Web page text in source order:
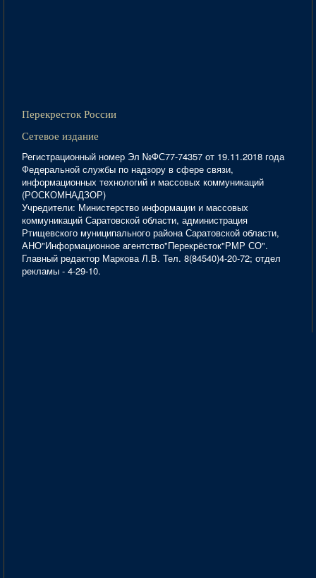
Перекресток России
Сетевое издание
Регистрационный номер Эл №ФС77-74357 от 19.11.2018 года
Федеральной службы по надзору в сфере связи,
информационных технологий и массовых коммуникаций
(РОСКОМНАДЗОР)
Учредители: Министерство информации и массовых
коммуникаций Саратовской области, администрация
Ртищевского муниципального района Саратовской области,
АНО"Информационное агентство"Перекрёсток"РМР СО".
Главный редактор Маркова Л.В. Тел. 8(84540)4-20-72; отдел
рекламы - 4-29-10.